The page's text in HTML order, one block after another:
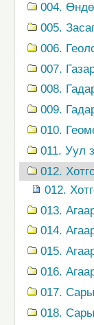
004.
005.
006.
007.
008.
009.
010.
011. Уул
012.
012.
013.
014.
015.
016.
017.
018.